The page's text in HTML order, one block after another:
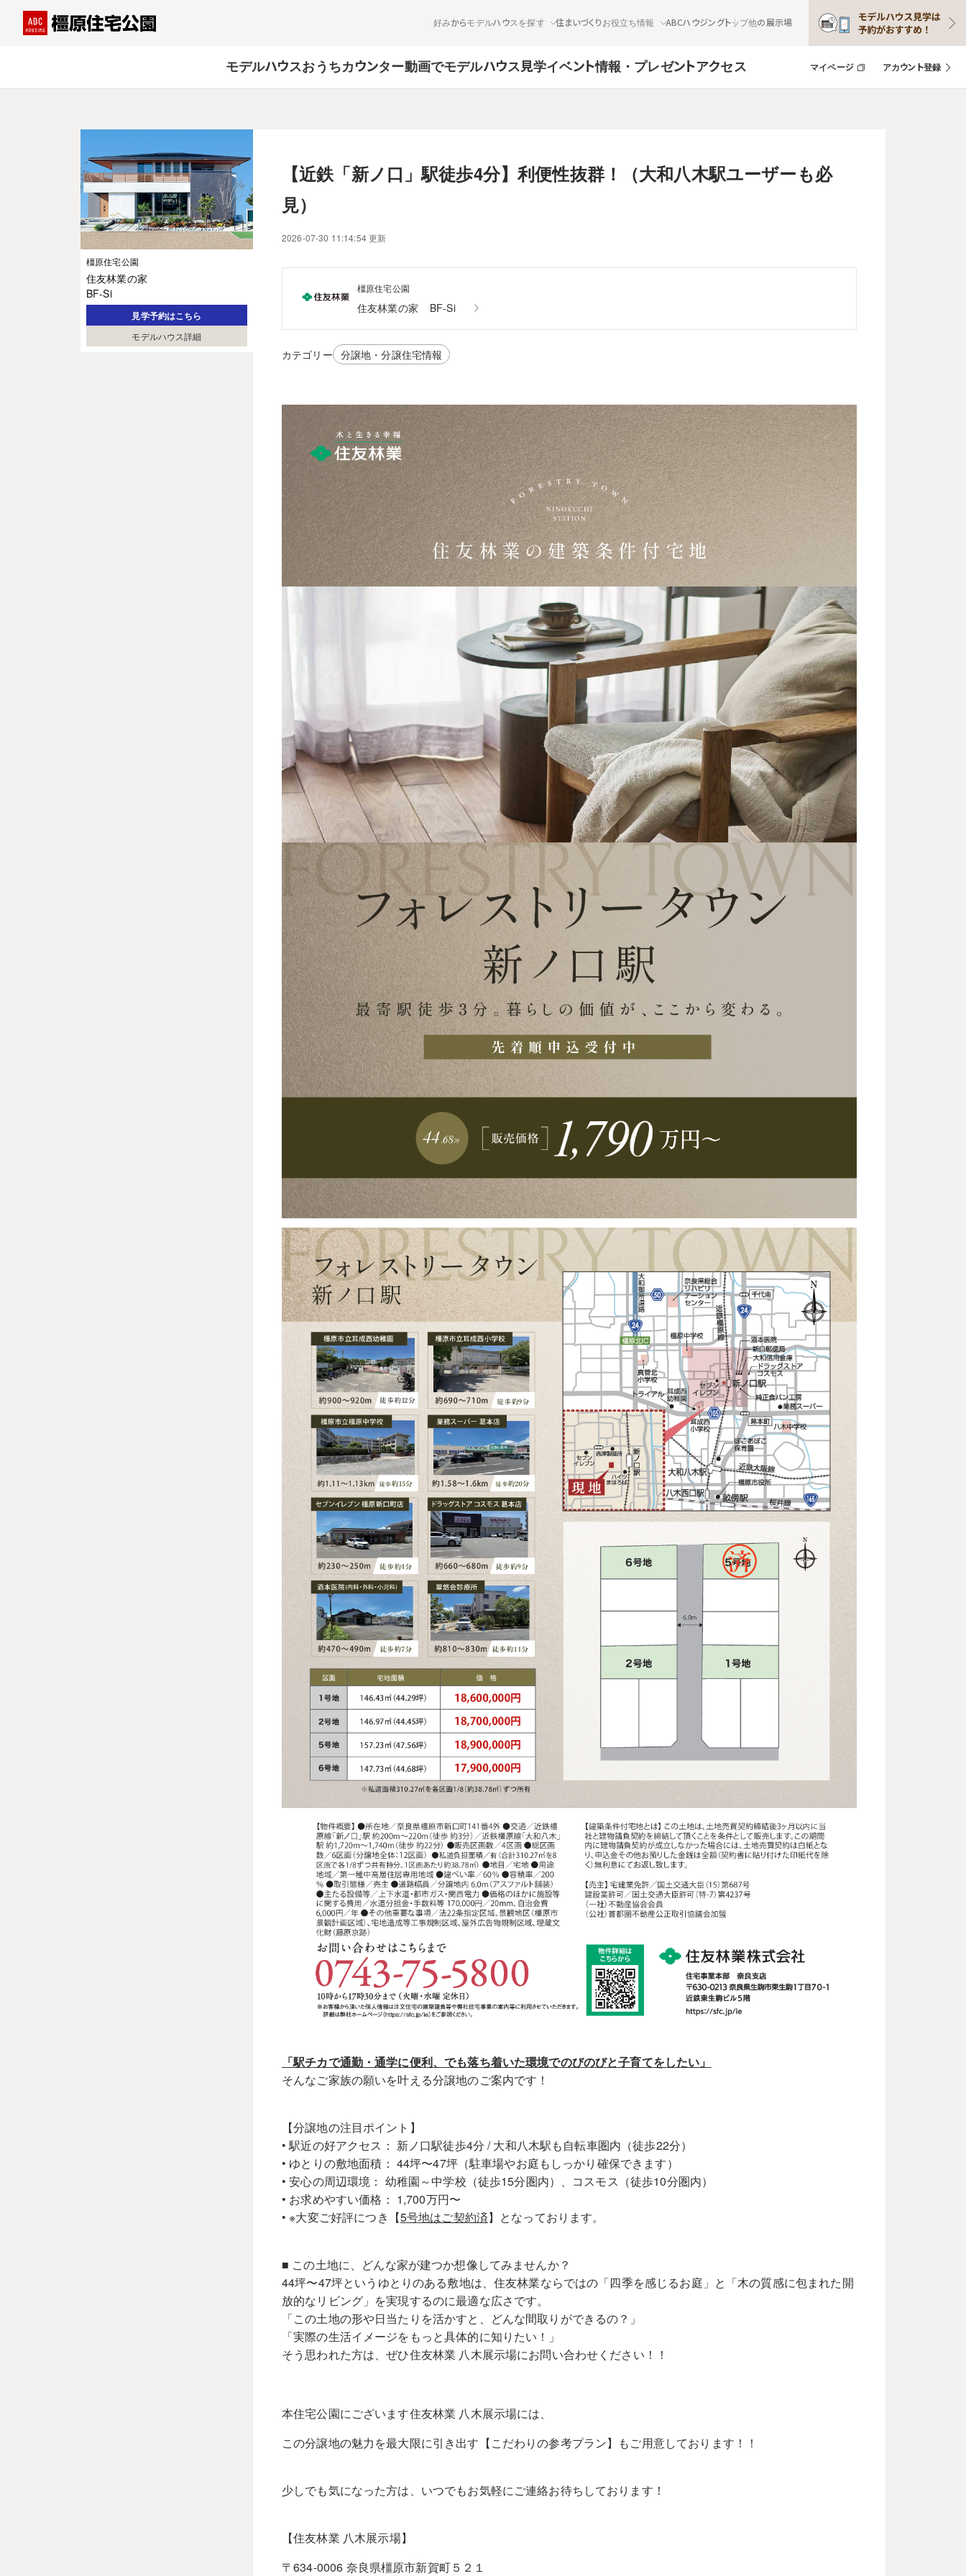
好みからモデルハウスを探す 住まいづくりお役立ち情報 ABCハウジングトップ他の展示場
モデルハウスおうちカウンター動画でモデルハウス見学イベント情報・プレゼントアクセス マイページ アカウント登録
橿原住宅公園
住友林業の家
BF-Si
見学予約はこちら
モデルハウス詳細
【近鉄「新ノ口」駅徒歩4分】利便性抜群！（大和八木駅ユーザーも必
見）
2026-07-30 11:14:54 更新
橿原住宅公園
住友林業の家 BF-Si
カテゴリー 分譲地・分譲住宅情報
「駅チカで通勤・通学に便利、でも落ち着いた環境でのびのびと子育てをしたい」
そんなご家族の願いを叶える分譲地のご案内です！
【分譲地の注目ポイント】
• 駅近の好アクセス： 新ノ口駅徒歩4分 / 大和八木駅も自転車圏内（徒歩22分）
• ゆとりの敷地面積： 44坪〜47坪（駐車場やお庭もしっかり確保できます）
• 安心の周辺環境： 幼稚園～中学校（徒歩15分圏内）、コスモス（徒歩10分圏内）
• お求めやすい価格： 1,700万円〜
• ※大変ご好評につき【5号地はご契約済】となっております。
■ この土地に、どんな家が建つか想像してみませんか？
44坪〜47坪というゆとりのある敷地は、住友林業ならではの「四季を感じるお庭」と「木の質感に包まれた開
放的なリビング」を実現するのに最適な広さです。
「この土地の形や日当たりを活かすと、どんな間取りができるの？」
「実際の生活イメージをもっと具体的に知りたい！」
そう思われた方は、ぜひ住友林業 八木展示場にお問い合わせください！！
本住宅公園にございます住友林業 八木展示場には、
この分譲地の魅力を最大限に引き出す【こだわりの参考プラン】もご用意しております！！
少しでも気になった方は、いつでもお気軽にご連絡お待ちしております！
【住友林業 八木展示場】
〒634-0006 奈良県橿原市新賀町５２１